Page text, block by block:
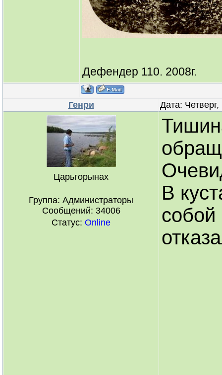
Дефендер 110. 2008г.
Генри Дата:
Царьгорынах
Группа: Администраторы
Сообщений: 34006
Статус: Online
В
собой